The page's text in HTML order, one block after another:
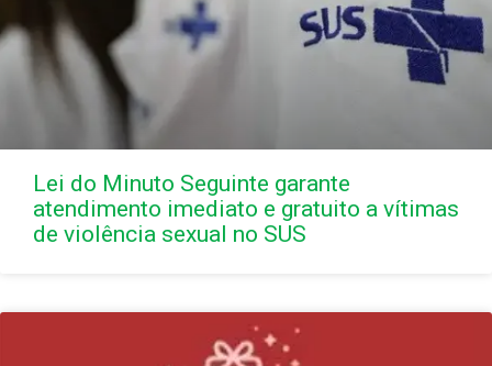
Lei do Minuto Seguinte garante
atendimento imediato e gratuito a vítimas
de violência sexual no SUS